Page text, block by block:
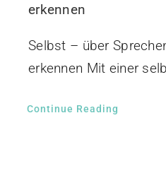
erkennen
Selbst – über
erkennen Mit einer
Continue Reading